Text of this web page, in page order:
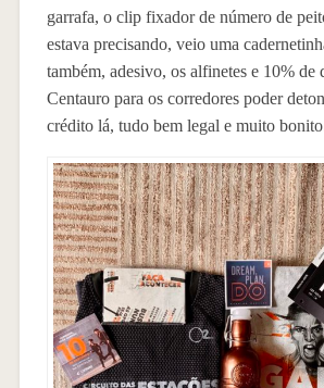
garrafa, o clip fixador de número de
estava precisando, veio uma
também, adesivo, os alfinetes e 10% de
Centauro para os corredores poder
crédito lá, tudo bem legal e muito